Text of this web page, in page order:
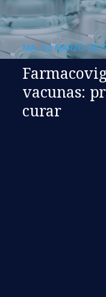
MA., 02 MARZO
vacunas:
curar